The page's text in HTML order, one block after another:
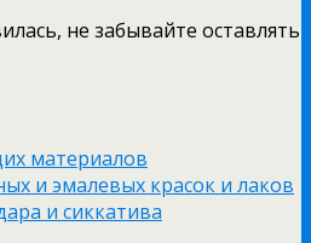
не забывайте оставлять
материалов
и эмалевых красок и лаков
и сиккатива